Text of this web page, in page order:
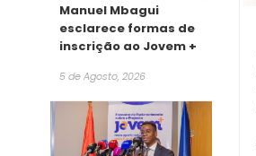
Manuel Mbagui
esclarece formas de
inscrição ao Jovem +
5 de Agosto, 2026